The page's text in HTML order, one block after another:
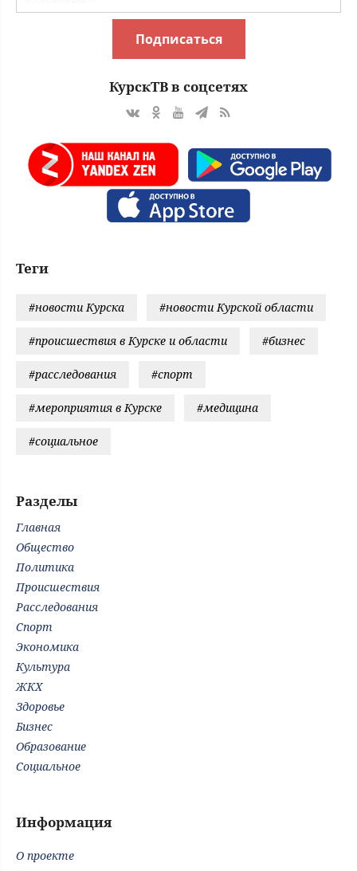
Подписаться
КурскТВ в соцсетях
Теги
#новости Курска #новости Курской области
#происшествия в Курске и области #бизнес
#расследования #спорт
#мероприятия в Курске #медицина
#социальное
Разделы
Главная
Общество
Политика
Происшествия
Расследования
Спорт
Экономика
Культура
ЖКХ
Здоровье
Бизнес
Образование
Социальное
Информация
О проекте